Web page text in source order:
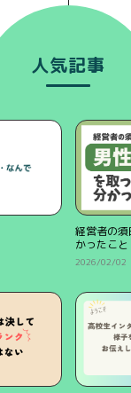
人気記事
経営者の
かったこと
2026/02/02